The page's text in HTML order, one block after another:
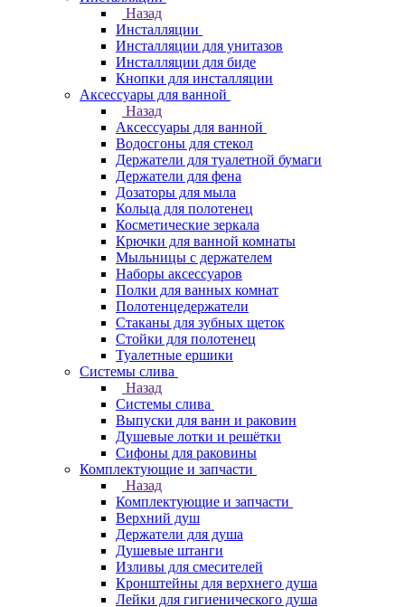
Назад
Инсталляции
Инсталляции для унитазов
Инсталляции для биде
Кнопки для инсталляции
Аксессуары для ванной
Назад
Аксессуары для ванной
Водосгоны для стекол
Держатели для туалетной бумаги
Держатели для фена
Дозаторы для мыла
Кольца для полотенец
Косметические зеркала
Крючки для ванной комнаты
Мыльницы с держателем
Наборы аксессуаров
Полки для ванных комнат
Полотенцедержатели
Стаканы для зубных щеток
Стойки для полотенец
Туалетные ершики
Системы слива
Назад
Системы слива
Выпуски для ванн и раковин
Душевые лотки и решётки
Сифоны для раковины
Комплектующие и запчасти
Назад
Комплектующие и запчасти
Верхний душ
Держатели для душа
Душевые штанги
Изливы для смесителей
Кронштейны для верхнего душа
Лейки для гигиенического душа